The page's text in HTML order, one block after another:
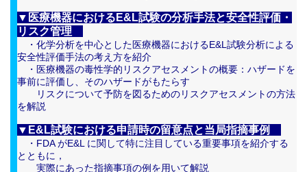
▼医療機器におけるE&L試験の分析手法と安全性評価・
リスク管理
・化学分析を中心とした医療機器におけるE&L試験分析による
安全性評価手法の考え方を紹介
・医療機器の毒性学的リスクアセスメントの概要：ハザードを
事前に評価し、そのハザードがもたらす
リスクについて予防を図るためのリスクアセスメントの方法
を解説
▼E&L試験における申請時の留意点と当局指摘事例
・FDA がE&L に関して特に注目している重要事項を紹介する
とともに，
実際にあった指摘事項の例を用いて解説